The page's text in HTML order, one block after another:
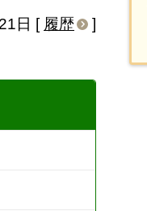
日 [ 履歴 ]